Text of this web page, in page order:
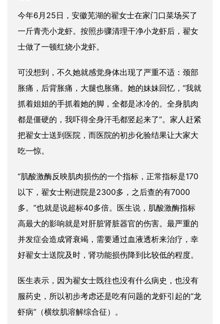
今年6月25日，安徽芜湖的翟女士在家门口菜场买了
一斤青壳小龙虾。按照步骤清理干净小龙虾后，翟女
士做了一顿红烧小龙虾。
可没想到，不久她就感觉身体出现了严重不适：颈部
胀痛，后背胀痛，大腿也胀痛。她的妹妹回忆，“我就
抓着姐姐的手抓着她的脚，全都是冰冷的。全身肌肉
都是僵硬的，我吓得全身汗毛都竖起来了”。家人赶紧
把翟女士送到医院，而医院的初步化验结果让大家大
吃一惊。
“肌酸激酶反映肌肉损伤的一个指标，正常指标是170
以下，翟女士刚进院是2300多，之后查的有7000
多。”也就是说超标40多倍。医生说，肌酸激酶指标
高最大的影响就是对肝脏肾脏器官的伤害。最严重的
并发症会造成肾衰竭，需要通过血液透析来治疗，幸
好翟女士送院及时，肾功能损伤降到比较低的程度。
医生表示，因为翟女士既往也没有什么病史，也没有
服药史，所以初步考虑还是吃有问题的龙虾引起的“龙
虾病”（横纹肌溶解综合征）。